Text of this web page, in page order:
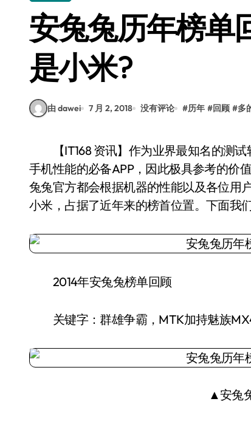
S25 Ultra颜值炸裂！定制主题潮翻天
安兔兔历年榜单
是小米?
由 dawei 7 月 2, 2018 没有评论 #历年 #回顾 #多
【IT168 资讯】作为业界最知名的测试软件之一，安兔兔评测的成绩一直作为众多小伙伴测试
手机性能的必备APP，因此极具参考的价
兔兔官方都会根据机器的性能以及各位用
小米，占据了近年来的榜首位置。下面我
2014年安兔兔榜单回顾
关键字：群雄争霸，MTK加持魅族
▲安兔